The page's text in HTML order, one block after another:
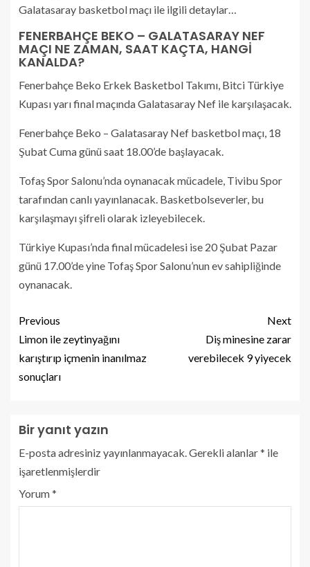
Galatasaray basketbol maçı ile ilgili detaylar…
FENERBAHÇE BEKO – GALATASARAY NEF
MAÇI NE ZAMAN, SAAT KAÇTA, HANGİ
KANALDA?
Fenerbahçe Beko Erkek Basketbol Takımı, Bitci Türkiye
Kupası yarı final maçında Galatasaray Nef ile karşılaşacak.
Fenerbahçe Beko – Galatasaray Nef basketbol maçı, 18
Şubat Cuma günü saat 18.00’de başlayacak.
Tofaş Spor Salonu’nda oynanacak mücadele, Tivibu Spor
tarafından canlı yayınlanacak. Basketbolseverler, bu
karşılaşmayı şifreli olarak izleyebilecek.
Türkiye Kupası’nda final mücadelesi ise 20 Şubat Pazar
günü 17.00’de yine Tofaş Spor Salonu’nun ev sahipliğinde
oynanacak.
Previous
Limon ile zeytinyağını
karıştırıp içmenin inanılmaz
sonuçları
Next
Diş minesine zarar
verebilecek 9 yiyecek
Bir yanıt yazın
E-posta adresiniz yayınlanmayacak. Gerekli alanlar* ile
işaretlenmişlerdir
Yorum*